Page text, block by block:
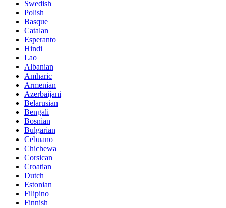
Swedish
Polish
Basque
Catalan
Esperanto
Hindi
Lao
Albanian
Amharic
Armenian
Azerbaijani
Belarusian
Bengali
Bosnian
Bulgarian
Cebuano
Chichewa
Corsican
Croatian
Dutch
Estonian
Filipino
Finnish